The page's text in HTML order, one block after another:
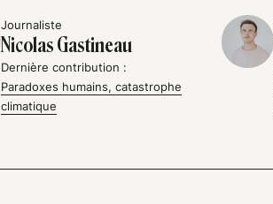
Journaliste
Nicolas Gastineau
Dernière contribution :
Paradoxes humains, catastrophe
climatique